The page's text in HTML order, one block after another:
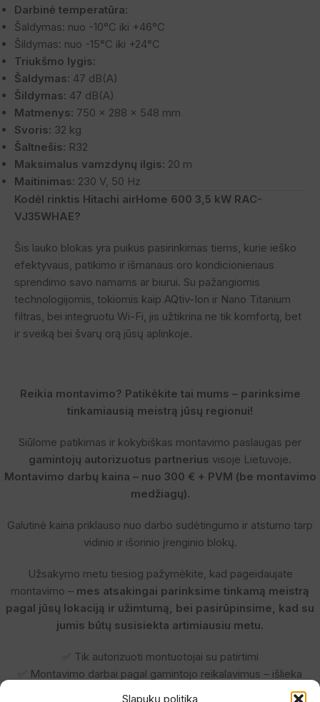
Slapukų politika
Darbinė temperatūra:
Šaldymas: nuo -10°C iki +46°C
Šildymas: nuo -15°C iki +24°C
Triukšmo lygis:
Šaldymas: 47 dB(A)
Šildymas: 47 dB(A)
Matmenys: 750 x 288 x 548 mm
Svoris: 32 kg
Šaltnešis: R32
Maksimalus vamzdynų ilgis: 20 m
Maitinimas: 230 V, 50 Hz
Kodėl rinktis Hitachi airHome 600 3,5 kW RAC-
VJ35WHAE?
Šis lauko blokas yra puikus pasirinkimas tiems, kurie ieško
efektyvaus, patikimo ir išmanaus oro kondicionieriaus
sprendimo savo namams ar biurui. Su pažangiomis
technologijomis, tokiomis kaip AQtiv-Ion ir Nano Titanium
filtras, bei integruotu Wi-Fi, jis užtikrina ne tik komfortą, bet
ir sveiką bei švarų orą jūsų aplinkoje.
Reikia montavimo? Patikėkite tai mums – parinksime
tinkamiausią meistrą jūsų regionui!
Siūlome patikimas ir kokybiškas montavimo paslaugas per
gamintojų autorizuotus partnerius visoje Lietuvoje.
Montavimo darbų kaina – nuo 300 € + PVM (be montavimo
medžiagų).
Galutinė kaina priklauso nuo darbo sudėtingumo ir atstumo tarp
vidinio ir išorinio įrenginio blokų.
Užsakymo metu tiesiog pažymėkite, kad pageidaujate
montavimo – mes atsakingai parinksime tinkamą meistrą
pagal jūsų lokaciją ir užimtumą, bei pasirūpinsime, kad su
jumis būtų susisiekta artimiausiu metu.
✅ Tik autorizuoti montuotojai su patirtimi
✅ Montavimo darbai pagal gamintojo reikalavimus – išlieka